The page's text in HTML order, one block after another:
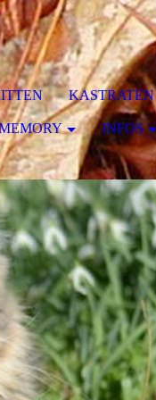
KASTRATEN
INFOS